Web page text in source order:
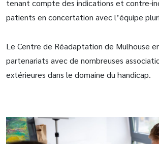
tenant compte des indications et contre-
patients en concertation avec l’équipe
Le Centre de Réadaptation de Mulhouse
partenariats avec de nombreuses
extérieures dans le domaine du handicap.